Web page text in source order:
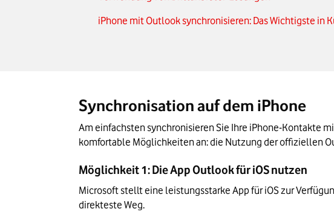
iPhone mit Outlook synchronisieren: Das Wichtigste in
Synchronisation auf dem iPhone
Am einfachsten synchronisieren Sie Ihre iPhone-Kontakte
komfortable Möglichkeiten an: die Nutzung der offiziellen
Möglichkeit 1: Die App Outlook für iOS nutzen
Microsoft stellt eine leistungsstarke App für iOS zur
direkteste Weg.